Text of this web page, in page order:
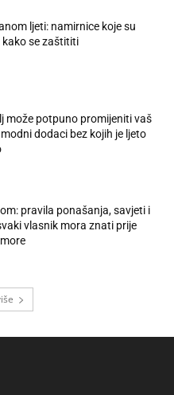
ljeti: namirnice koje su
kako se zaštititi
može potpuno promijeniti vaš
dodaci bez kojih je ljeto
pravila ponašanja, savjeti i
vlasnik mora znati prije